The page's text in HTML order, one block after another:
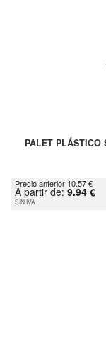
PALET PLÁSTICO
Precio anterior 10.57 €
A partir de: 9.94 €
SIN IVA